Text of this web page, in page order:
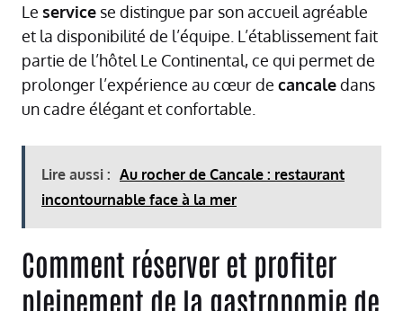
Le service se distingue par son accueil agréable
et la disponibilité de l’équipe. L’établissement fait
partie de l’hôtel Le Continental, ce qui permet de
prolonger l’expérience au cœur de cancaledans
un cadre élégant et confortable.
Lire aussi : Au rocher de Cancale : restaurant
incontournable face à la mer
Comment réserver et profiter
pleinement de la gastronomie de